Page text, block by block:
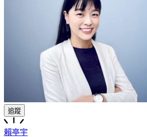
追蹤
賴亭宇